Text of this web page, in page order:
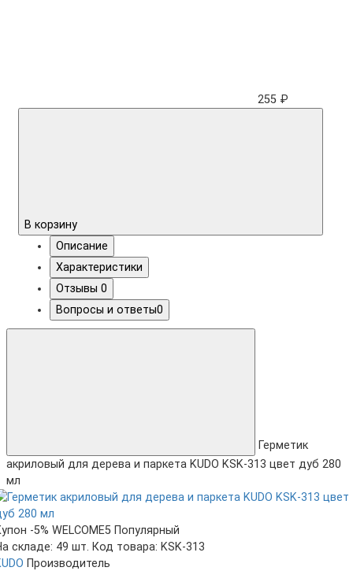
255 ₽
В корзину
Описание
Характеристики
Отзывы 0
Вопросы и ответы0
Герметик
акриловый для дерева и паркета KUDO KSK-313 цвет дуб 280
мл
-5% WELCOME5 Популярный
складе: 49 шт. Код товара: KSK-313
Производитель